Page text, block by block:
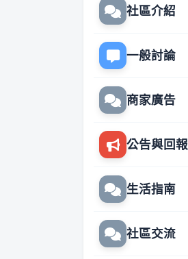
社區介紹
一般討論
商家廣告
公告與回報
生活指南
社區交流